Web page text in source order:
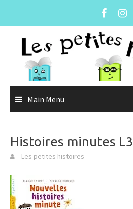
Main Menu
Histoires minutes L3
Les petites histoires